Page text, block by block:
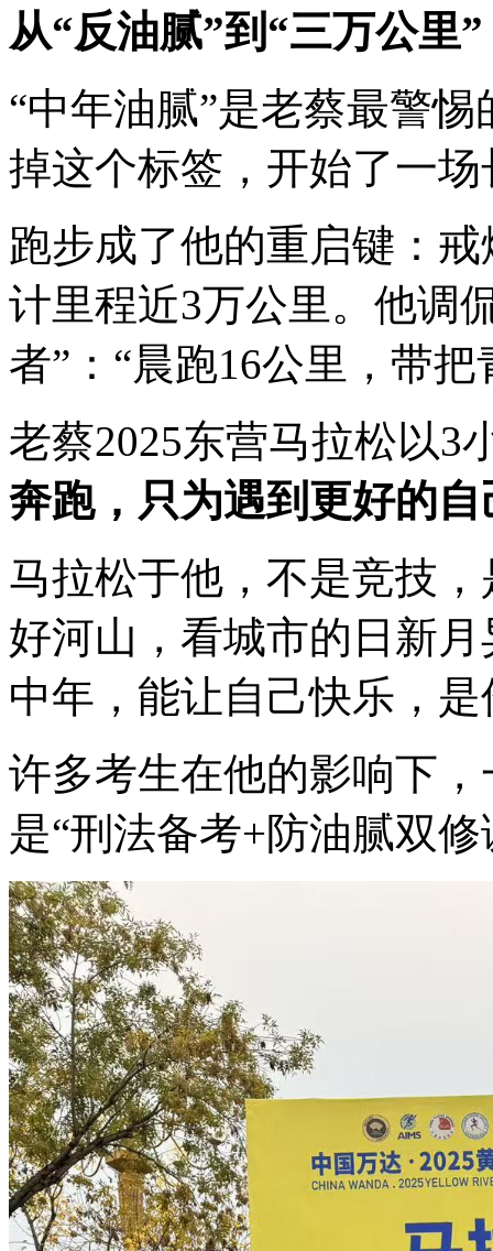
从“反油腻”到“三万公里”
“中年油腻”是老蔡最警
掉这个标签，开始了一
跑步成了他的重启键：
计里程近3万公里。他调
者”：“晨跑16公里，带
老蔡2025东营马拉松以3
奔跑，只为遇到更好的自
马拉松于他，不是竞技
好河山，看城市的日新
中年，能让自己快乐，
许多考生在他的影响下
是“刑法备考+防油腻双修